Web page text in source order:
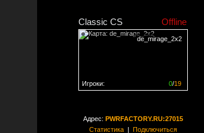
Classic CS Offline
de_mirage_2x2
0/19
Игроки:
Адрес: PWRFACTORY.RU:27015
Статистика| Подключиться